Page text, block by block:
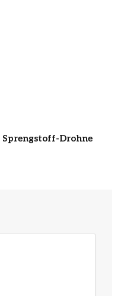
Sprengstoff-Drohne